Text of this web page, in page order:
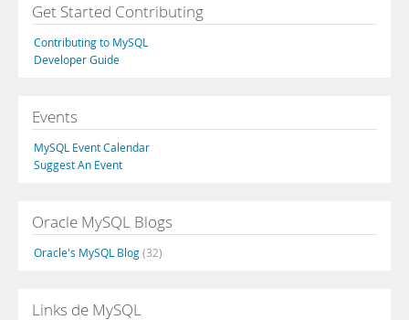
Get Started Contributing
Contributing to MySQL
Developer Guide
Events
MySQL Event Calendar
Suggest An Event
Oracle MySQL Blogs
Oracle's MySQL Blog(32)
Links de MySQL